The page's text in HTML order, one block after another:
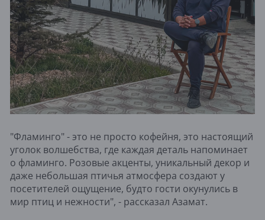
"Фламинго" - это не просто кофейня, это настоящий
уголок волшебства, где каждая деталь напоминает
о фламинго. Розовые акценты, уникальный декор и
даже небольшая птичья атмосфера создают у
посетителей ощущение, будто гости окунулись в
мир птиц и нежности", - рассказал Азамат.